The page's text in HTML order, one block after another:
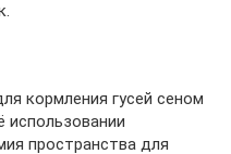
кормления гусей сеном
использовании
пространства для